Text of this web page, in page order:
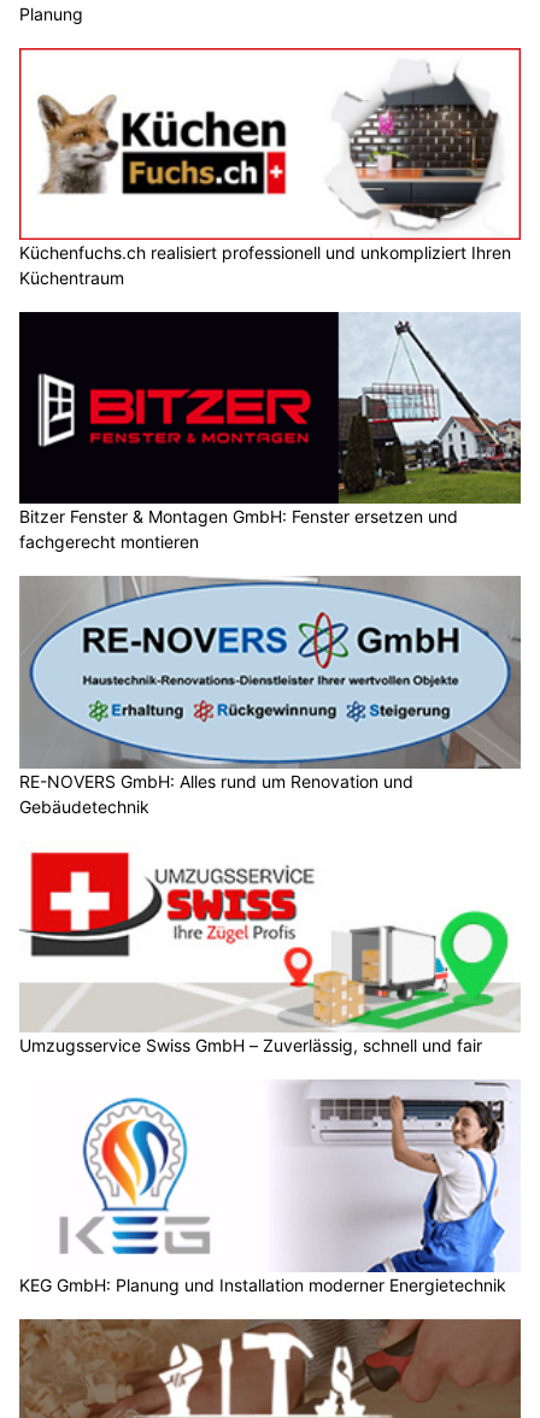
Planung
Küchenfuchs.ch realisiert professionell und unkompliziert Ihren
Küchentraum
Bitzer Fenster & Montagen GmbH: Fenster ersetzen und
fachgerecht montieren
RE-NOVERS GmbH: Alles rund um Renovation und
Gebäudetechnik
Umzugsservice Swiss GmbH – Zuverlässig, schnell und fair
KEG GmbH: Planung und Installation moderner Energietechnik